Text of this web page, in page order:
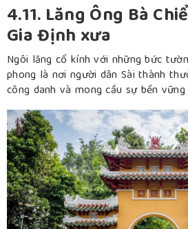
4.11. Lăng Ông Bà
Gia Định xưa
Ngôi lăng cổ kính với những bức
phong là nơi người dân Sài thành
công danh và mong cầu sự bền